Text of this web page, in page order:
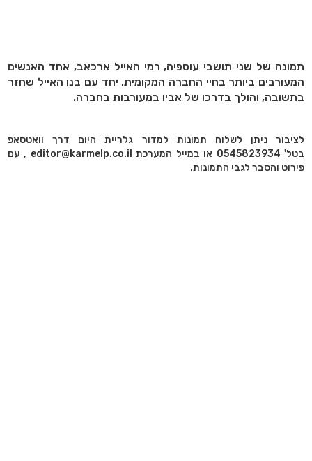
תמונה של שני תושבי עוספיה, רמי האייל ארכאב, אחד האנשים
המעורבים ביותר בחיי החברה המקומית, יחד עם בנו האייל שחזר
בתשובה, והולך בדרכו של אביו במעורבות בחברה.
לציבור ניתן לשלוח תמונות למדור גלריית היום דרך וואטסאפ
בטל' 0545823934 או במייל המערכת editor@karmelp.co.il , עם
פירוט והסבר לגבי התמונות.